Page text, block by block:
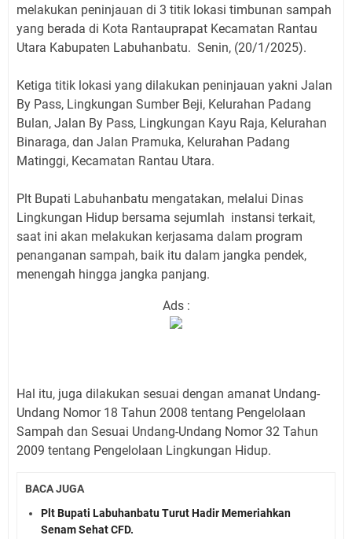
melakukan peninjauan di 3 titik lokasi timbunan sampah
yang berada di Kota Rantauprapat Kecamatan Rantau
Utara Kabupaten Labuhanbatu. Senin, (20/1/2025).
Ketiga titik lokasi yang dilakukan peninjauan yakni Jalan
By Pass, Lingkungan Sumber Beji, Kelurahan Padang
Bulan, Jalan By Pass, Lingkungan Kayu Raja, Kelurahan
Binaraga, dan Jalan Pramuka, Kelurahan Padang
Matinggi, Kecamatan Rantau Utara.
Plt Bupati Labuhanbatu mengatakan, melalui Dinas
Lingkungan Hidup bersama sejumlah instansi terkait,
saat ini akan melakukan kerjasama dalam program
penanganan sampah, baik itu dalam jangka pendek,
menengah hingga jangka panjang.
Ads :
Hal itu, juga dilakukan sesuai dengan amanat Undang-
Undang Nomor 18 Tahun 2008 tentang Pengelolaan
Sampah dan Sesuai Undang-Undang Nomor 32 Tahun
2009 tentang Pengelolaan Lingkungan Hidup.
BACA JUGA
Plt Bupati Labuhanbatu Turut Hadir Memeriahkan
Senam Sehat CFD.